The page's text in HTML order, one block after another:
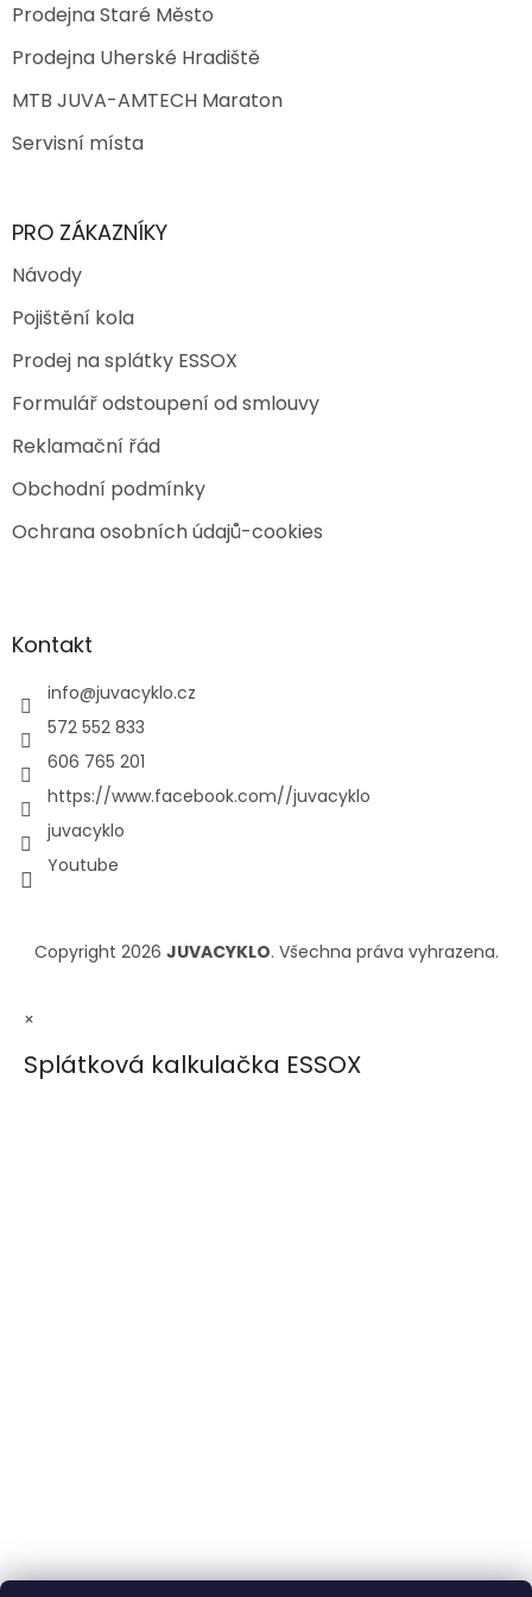
Prodejna Staré Město
Prodejna Uherské Hradiště
MTB JUVA-AMTECH Maraton
Servisní místa
PRO ZÁKAZNÍKY
Návody
Pojištění kola
Prodej na splátky ESSOX
Formulář odstoupení od smlouvy
Reklamační řád
Obchodní podmínky
Ochrana osobních údajů-cookies
Kontakt
info@juvacyklo.cz
572 552 833
606 765 201
https://www.facebook.com//juvacyklo
juvacyklo
Youtube
Copyright 2026 JUVACYKLO. Všechna práva vyhrazena.
×
Splátková kalkulačka ESSOX